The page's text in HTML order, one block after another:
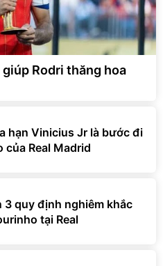
Rodri thăng hoa
hạn Vinicius Jr là bước đi
của Real Madrid
3 quy định nghiêm khắc
tại Real